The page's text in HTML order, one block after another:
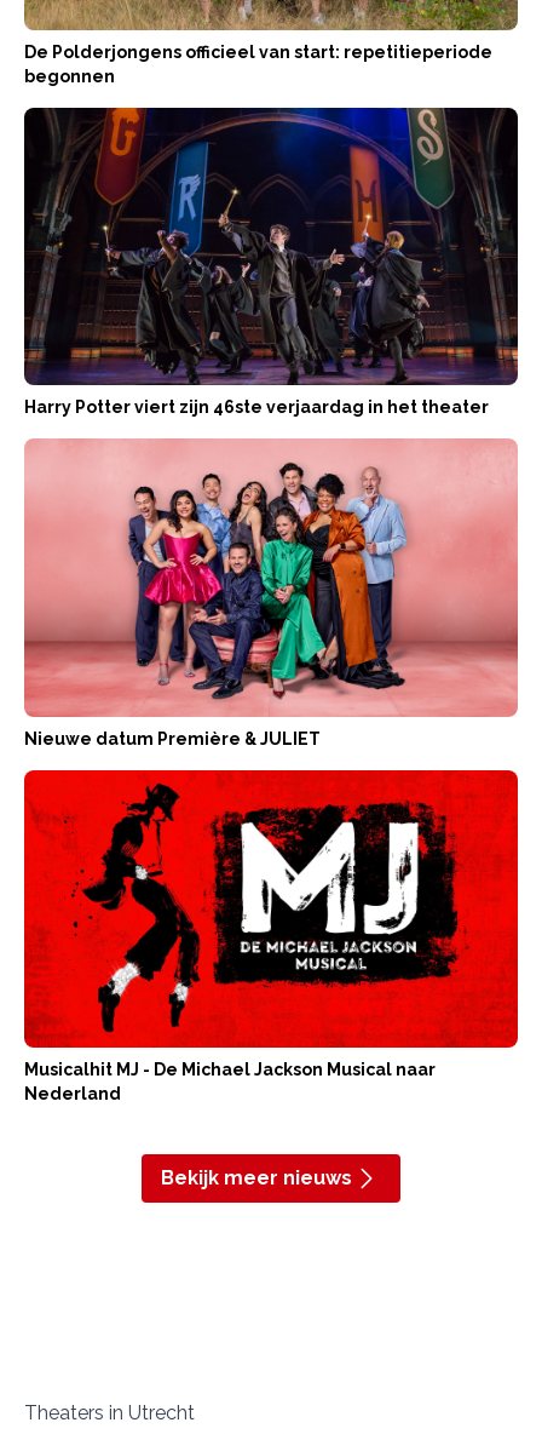
De Polderjongens officieel van start: repetitieperiode
begonnen
Harry Potter viert zijn 46ste verjaardag in het theater
Nieuwe datum Première & JULIET
Musicalhit MJ - De Michael Jackson Musical naar
Nederland
Bekijk meer nieuws
Theaters in Utrecht